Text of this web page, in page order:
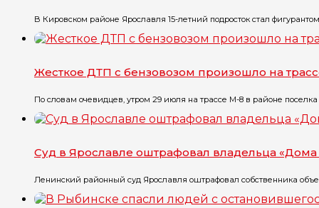
В Кировском районе Ярославля 15-летний подросток стал фигурантом
Жесткое ДТП с бензовозом произошло на
По словам очевидцев, утром 29 июля на трассе М-8 в районе поселка
Суд в Ярославле оштрафовал владельца «Дома
Ленинский районный суд Ярославля оштрафовал собственника